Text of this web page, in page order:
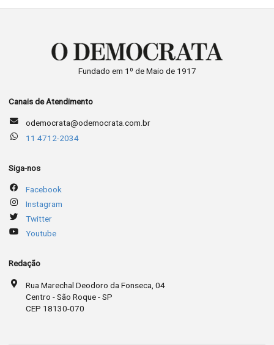
Fundado em 1º de Maio de 1917
Canais de Atendimento
odemocrata@odemocrata.com.br
11 4712-2034
Siga-nos
Facebook
Instagram
Twitter
Youtube
Redação
Rua Marechal Deodoro da Fonseca, 04
Centro - São Roque - SP
CEP 18130-070